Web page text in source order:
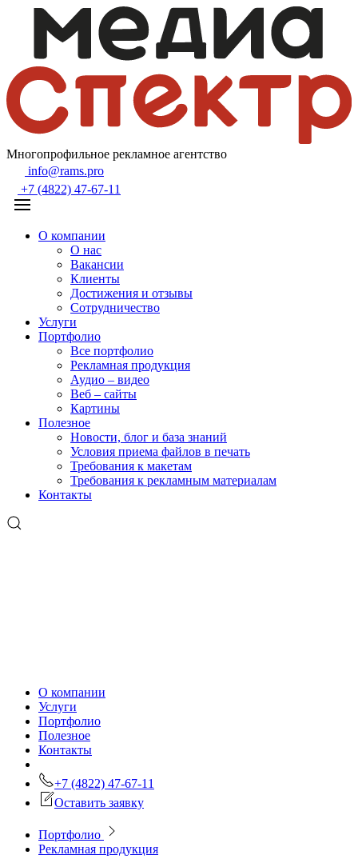
Многопрофильное рекламное агентство
info@rams.pro
+7 (4822) 47-67-11
О компании
О нас
Вакансии
Клиенты
Достижения и отзывы
Сотрудничество
Услуги
Портфолио
Все портфолио
Рекламная продукция
Аудио – видео
Веб – сайты
Картины
Полезное
Новости, блог и база знаний
Условия приема файлов в печать
Требования к макетам
Требования к рекламным материалам
Контакты
О компании
Услуги
Портфолио
Полезное
Контакты
+7 (4822) 47-67-11
Оставить заявку
Портфолио
Рекламная продукция